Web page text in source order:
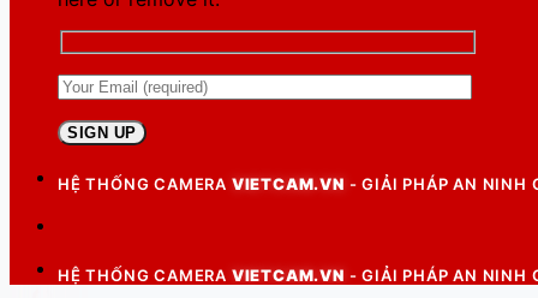
HỆ THỐNG CAMERA VIETCAM.VN - GIẢI PHÁP AN NINH
HỆ THỐNG CAMERA VIETCAM.VN - GIẢI PHÁP AN NINH